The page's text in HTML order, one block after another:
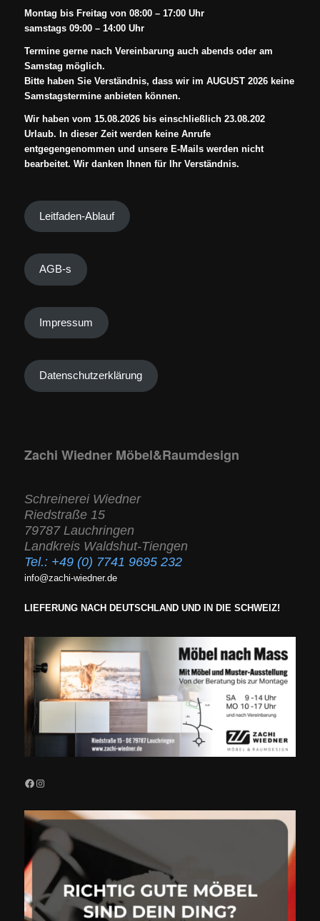
Montag bis Freitag von 08:00 – 17:00 Uhr
samstags 09:00 – 14:00 Uhr
Termine gerne nach Vereinbarung auch abends oder am
Samstag möglich.
Bitte haben Sie Verständnis, dass wir im AUGUST 2026 keine
Samstagstermine anbieten können.
Wir haben vom 15.08.2026 bis einschließlich 23.08.202
Urlaub. In dieser Zeit werden keine Anrufe
entgegengenommen und unsere E-Mails werden nicht
bearbeitet. Wir danken Ihnen für Ihr Verständnis.
Leitfaden-Ablauf
AGB-s
Impressum
Datenschutzerklärung
Zachi Wiedner Möbel&Raumdesign
Schreinerei Wiedner
Riedstraße 15
79787 Lauchringen
Landkreis Waldshut-Tiengen
Tel.: +49 (0) 7741 9695 232
info@zachi-wiedner.de
LIEFERUNG NACH DEUTSCHLAND UND IN DIE SCHWEIZ!
Facebook
Instagram